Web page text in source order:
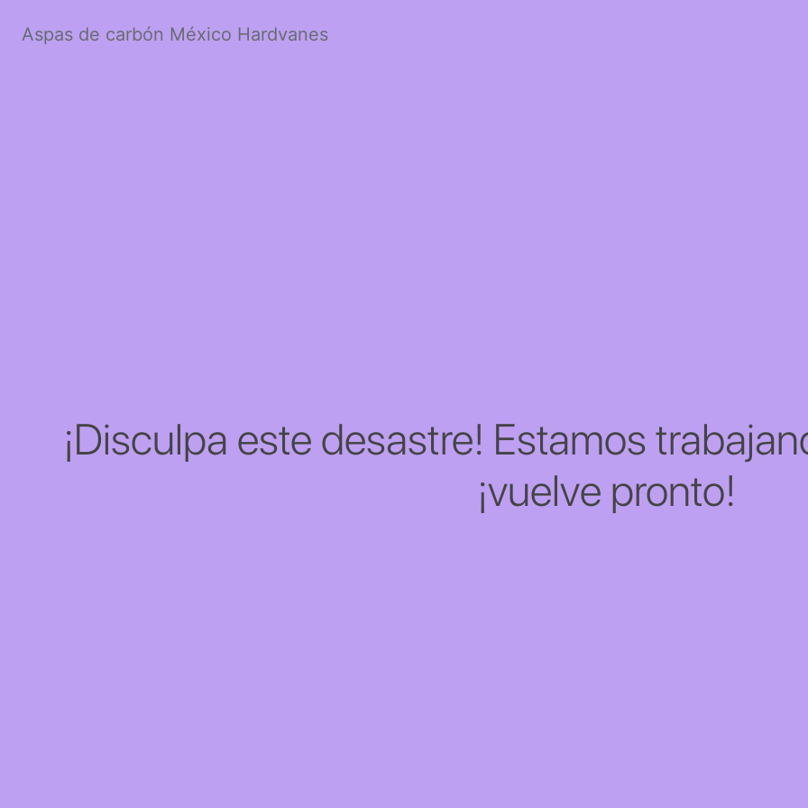
Aspas de carbón México Hardvanes
¡Disculpa este desastre! Estamos
¡vuelve pronto!